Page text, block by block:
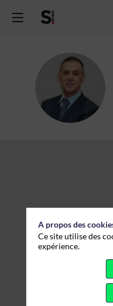
AS
A propos des
Ce site utilise des
expérience.